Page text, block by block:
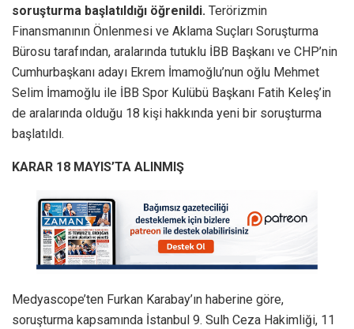
soruşturma başlatıldığı öğrenildi. Terörizmin
Finansmanının Önlenmesi ve Aklama Suçları Soruşturma
Bürosu tarafından, aralarında tutuklu İBB Başkanı ve CHP’nin
Cumhurbaşkanı adayı Ekrem İmamoğlu’nun oğlu Mehmet
Selim İmamoğlu ile İBB Spor Kulübü Başkanı Fatih Keleş’in
de aralarında olduğu 18 kişi hakkında yeni bir soruşturma
başlatıldı.
KARAR 18 MAYIS’TA ALINMIŞ
Medyascope’ten Furkan Karabay’ın haberine göre,
soruşturma kapsamında İstanbul 9. Sulh Ceza Hakimliği, 11